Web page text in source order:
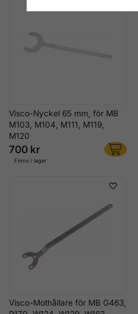
Visco-Nyckel 65 mm, för MB
M103, M104, M111, M119,
M120
700 kr
Finns i lager
Visco-Mothållare för MB G463,